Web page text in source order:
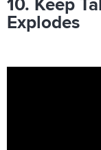
10. Keep
Explodes